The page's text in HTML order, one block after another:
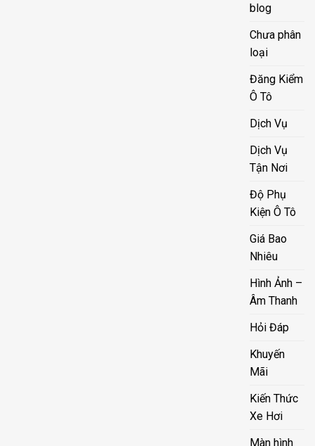
blog
Chưa phân
loại
Đăng Kiểm
Ô Tô
Dịch Vụ
Dịch Vụ
Tận Nơi
Độ Phụ
Kiện Ô Tô
Giá Bao
Nhiêu
Hình Ảnh –
Âm Thanh
Hỏi Đáp
Khuyến
Mãi
Kiến Thức
Xe Hơi
Màn hình